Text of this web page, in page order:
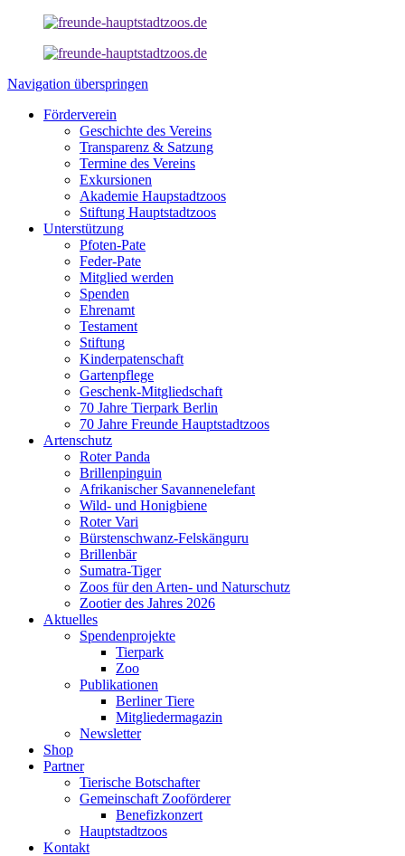
Navigation überspringen
Förderverein
Geschichte des Vereins
Transparenz & Satzung
Termine des Vereins
Exkursionen
Akademie Haupstadtzoos
Stiftung Hauptstadtzoos
Unterstützung
Pfoten-Pate
Feder-Pate
Mitglied werden
Spenden
Ehrenamt
Testament
Stiftung
Kinderpatenschaft
Gartenpflege
Geschenk-Mitgliedschaft
70 Jahre Tierpark Berlin
70 Jahre Freunde Hauptstadtzoos
Artenschutz
Roter Panda
Brillenpinguin
Afrikanischer Savannenelefant
Wild- und Honigbiene
Roter Vari
Bürstenschwanz-Felskänguru
Brillenbär
Sumatra-Tiger
Zoos für den Arten- und Naturschutz
Zootier des Jahres 2026
Aktuelles
Spendenprojekte
Tierpark
Zoo
Publikationen
Berliner Tiere
Mitgliedermagazin
Newsletter
Shop
Partner
Tierische Botschafter
Gemeinschaft Zooförderer
Benefizkonzert
Hauptstadtzoos
Kontakt